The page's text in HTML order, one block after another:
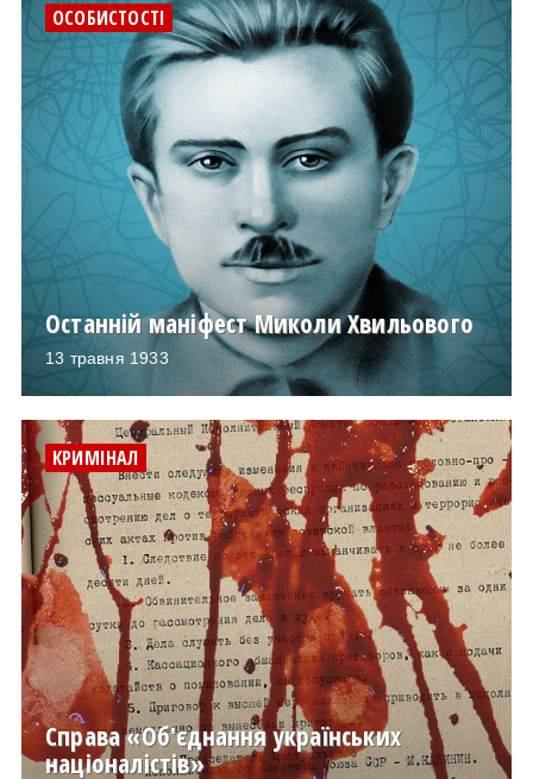
ОСОБИСТОСТІ
Останній маніфест Миколи Хвильового
13 травня 1933
КРИМІНАЛ
Справа «Об'єднання українських
націоналістів»